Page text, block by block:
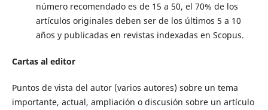
número recomendado es de 15 a 50, el 70% de los
artículos originales deben ser de los últimos 5 a 10
años y publicadas en revistas indexadas en Scopus.
Cartas al editor
Puntos de vista del autor (varios autores) sobre un tema
importante, actual, ampliación o discusión sobre un artículo